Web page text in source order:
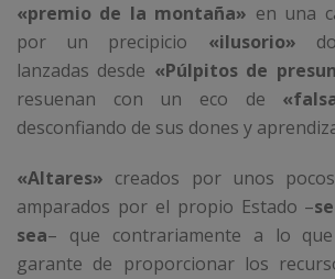
«premio de la montaña» en una
por un precipicio «ilusorio»
lanzadas desde «Púlpitos de
resuenan con un eco de
desconfiando de sus dones y
«Altares» creados por unos
amparados por el propio Estado –
sea– que contrariamente a lo
garante de proporcionar los